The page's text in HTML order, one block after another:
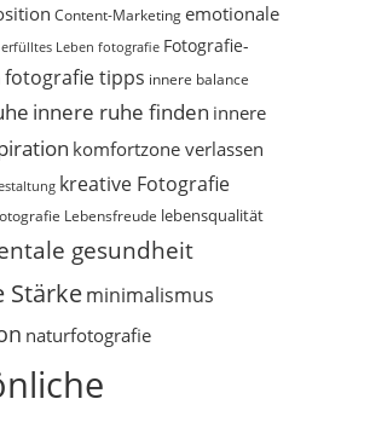
Content-Marketingemotionale
erfülltes Leben fotografie Fotografie-
fotografie tipps innere balance
innere ruhe finden innere
komfortzone verlassen
kreative Fotografie
Lebensfreude lebensqualität
gesundheit
Stärkeminimalismus
naturfotografie